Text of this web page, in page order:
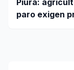
paro exigen